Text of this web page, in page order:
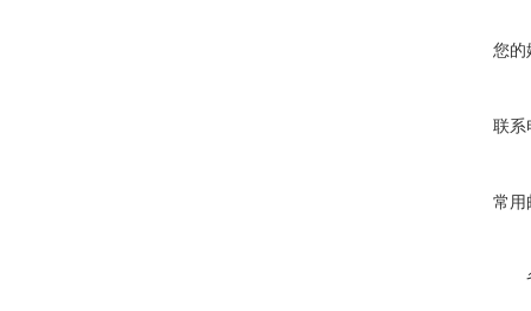
您的
联系
常用